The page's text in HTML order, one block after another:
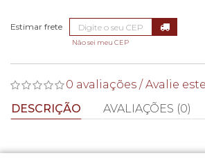
Não sei meu CEP
0 avaliações /Avalie
DESCRIÇÃO
AVALIAÇÕES (0)